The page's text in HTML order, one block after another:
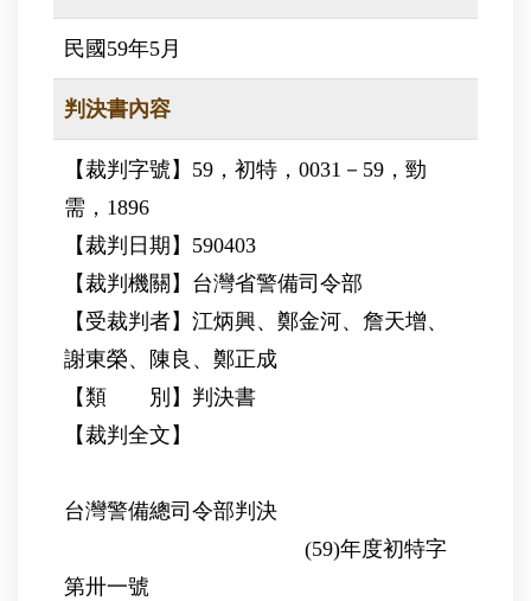
民國59年5月
判決書內容
【裁判字號】59，初特，0031－59，勁
需，1896
【裁判日期】590403
【裁判機關】台灣省警備司令部
【受裁判者】江炳興、鄭金河、詹天增、
謝東榮、陳良、鄭正成
【類 別】判決書
【裁判全文】
台灣警備總司令部判決
(59)年度初特字
第卅一號